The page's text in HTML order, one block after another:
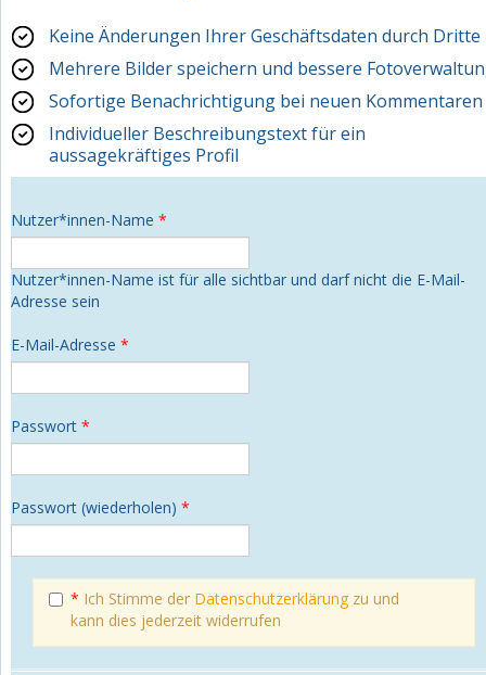
Keine Änderungen Ihrer Geschäftsdaten durch Dritte
Mehrere Bilder speichern und bessere
Sofortige Benachrichtigung bei neuen Kommentaren
Individueller Beschreibungstext für ein
aussagekräftiges Profil
Nutzer*innen-Name *
Nutzer*innen-Name ist für alle sichtbar und darf nicht die E-Mail-
Adresse sein
E-Mail-Adresse *
Passwort *
Passwort (wiederholen) *
* Ich Stimme der Datenschutzerklärungzu und
kann dies jederzeit widerrufen